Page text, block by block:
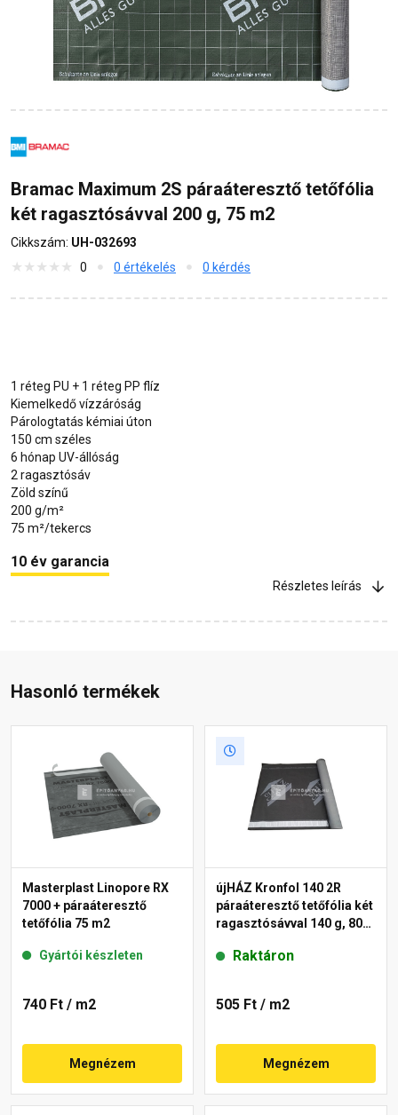
Bramac Maximum 2S páraáteresztő tetőfólia
két ragasztósávval 200 g, 75 m2
Cikkszám: UH-032693
0
0 értékelés 0 kérdés
1 réteg PU + 1 réteg PP flíz
Kiemelkedő vízzáróság
Párologtatás kémiai úton
150 cm széles
6 hónap UV-állóság
2 ragasztósáv
Zöld színű
200 g/m²
75 m²/tekercs
10 év garancia
Részletes leírás
Hasonló termékek
Masterplast Linopore RX
7000 + páraáteresztő
tetőfólia 75 m2
Gyártói készleten
740 Ft / m2
Megnézem
újHÁZ Kronfol 140 2R
páraáteresztő tetőfólia két
ragasztósávval 140 g, 80
Raktáron
505 Ft / m2
Megnézem